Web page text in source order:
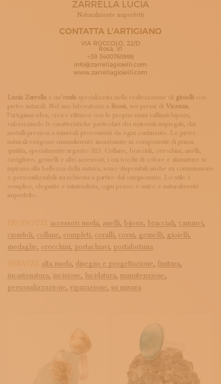
ISCRIVITI ALLA NEWSLETTER
LOGIN
ZARRELLA LUCIA
Naturalmente imperfetti
CONTATTA L'ARTIGIANO
VIA ROCCOLO, 22/D
Rosà, VI
+39 3400760998
info@zarrellagioielli.com
www.zarrellagioielli.com
Lucia Zarrellaè un’orafaspecializzata nella realizzazione di gioielli con
pietre naturali. Nel suo laboratorio a Rosà, nei pressi di Vicenza,
l’artigiana idea, crea e rifinisce con le proprie mani raffinati bijoux,
valorizzando le caratteristiche particolari dei materiali impiegati, dai
metalli preziosi a minerali provenienti da ogni continente. Le pietre
naturali vengono manualmente incastonate in componenti di prima
qualità, specialmente argento 925. Collane, bracciali, orecchini, anelli,
cavigliere, gemelli e altri accessori, i cui tocchi di colore e sfumature si
ispirano alla bellezza della natura, sono disponibili anche su commissione
o personalizzabili su richiesta a partire dal campionario. Lo stile è
semplice, elegante e minimalista, ogni pezzo è unico e naturalmente
imperfetto.
PRODOTTI: accessori moda, anelli, bijoux, bracciali, cammei,
ciondoli, collane, completi, coralli, corni, gemelli, gioielli,
medaglie, orecchini, portachiavi, portafortuna
SERVIZI: alta moda, disegno e progettazione, finitura,
incastonatura, incisione, lucidatura, manutenzione,
personalizzazione, riparazione, su misura